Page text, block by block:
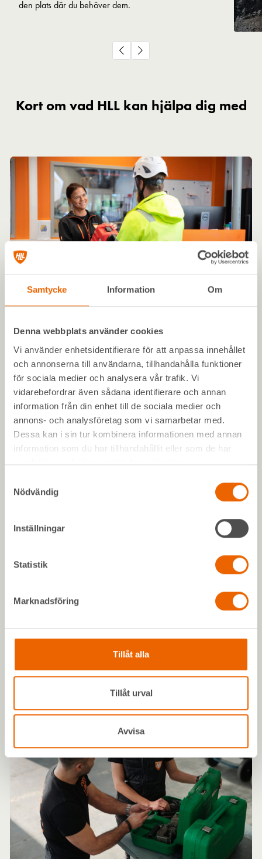
Samtycke Information Om
Denna webbplats använder cookies
Vi använder enhetsidentifierare för att anpassa innehållet
och annonserna till användarna, tillhandahålla funktioner
för sociala medier och analysera vår trafik. Vi
vidarebefordrar även sådana identifierare och annan
information från din enhet till de sociala medier och
annons- och analysföretag som vi samarbetar med.
Dessa kan i sin tur kombinera informationen med annan
information som du har tillhandahållit eller som de har
samlat in när du har använt deras tjänster.
Nödvändig
Inställningar
Statistik
Marknadsföring
Tillåt alla
Tillåt urval
Avvisa
den plats där du behöver dem.
Kort om vad HLL kan hjälpa dig med
Som kund hos oss har du nära till alla våra maskiner, kunskap
och skräddarsydda lösningar. Vi erbjuder alltid maskiner från
marknadens ledande leverantörer. Rena, servade och redo
att göra jobbet. Skapa konto redan idag.
Mitt HLL är din digitala depå som samlar allt på ett ställe. Har
du inte konto? Skapa det redan idag!